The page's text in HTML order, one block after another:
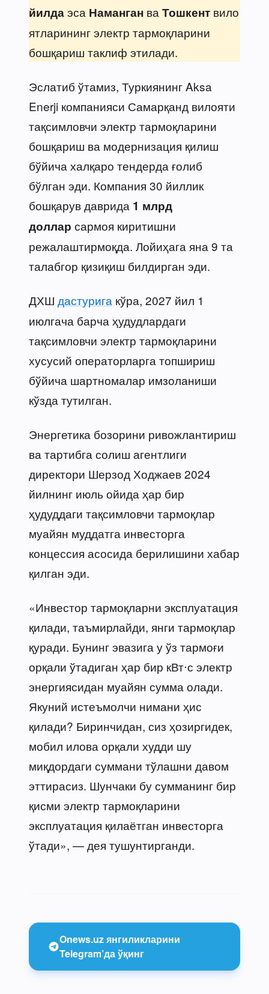
йилдаэса Наманган ва Тошкент вило
ятларининг электр тармоқларини
бошқариш таклиф этилади.
Эслатиб ўтамиз, Туркиянинг Aksa
Enerji компанияси Самарқанд вилояти
тақсимловчи электр тармоқларини
бошқариш ва модернизация қилиш
бўйича халқаро тендерда ғолиб
бўлган эди. Компания 30 йиллик
бошқарув даврида 1 млрд
доллар сармоя киритишни
режалаштирмоқда. Лойиҳага яна 9 та
талабгор қизиқиш билдирган эди.
ДХШ дастурига кўра, 2027 йил 1
июлгача барча ҳудудлардаги
тақсимловчи электр тармоқларини
хусусий операторларга топшириш
бўйича шартномалар имзоланиши
кўзда тутилган.
Энергетика бозорини ривожлантириш
ва тартибга солиш агентлиги
директори Шерзод Ходжаев 2024
йилнинг июль ойида ҳар бир
ҳудуддаги тақсимловчи тармоқлар
муайян муддатга инвесторга
концессия асосида берилишини хабар
қилган эди.
«Инвестор тармоқларни эксплуатация
қилади, таъмирлайди, янги тармоқлар
қуради. Бунинг эвазига у ўз тармоғи
орқали ўтадиган ҳар бир кВт⋅с электр
энергиясидан муайян сумма олади.
Якуний истеъмолчи нимани ҳис
қилади? Биринчидан, сиз ҳозиргидек,
мобил илова орқали худди шу
миқдордаги суммани тўлашни давом
эттирасиз. Шунчаки бу сумманинг бир
қисми электр тармоқларини
эксплуатация қилаётган инвесторга
ўтади», — дея тушунтирганди.
Onews.uz янгиликларини
Telegram’да ўқинг